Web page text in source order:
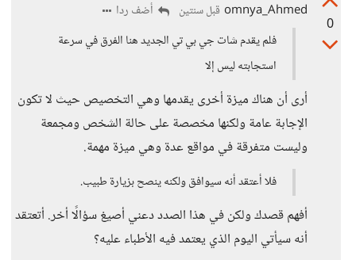
0
omnya_Ahmed قبل سنتين
أضف ردا
فلم يقدم شات جي بي تي الجديد هنا الفرق في سرعة
استجابته ليس إلا
أرى أن هناك ميزة أخرى يقدمها وهي التخصيص حيث لا تكون
الإجابة عامة ولكنها مخصصة على حالة الشخص ومجمعة
وليست متفرقة في مواقع عدة وهي ميزة مهمة.
فلا أعتقد أنه سيوافق ولكنه ينصح بزيارة طبيب.
أفهم قصدك ولكن في هذا الصدد دعني أصيغ سؤالًا أخر. أتعتقد
أنه سيأتي اليوم الذي يعتمد فيه الأطباء عليه؟